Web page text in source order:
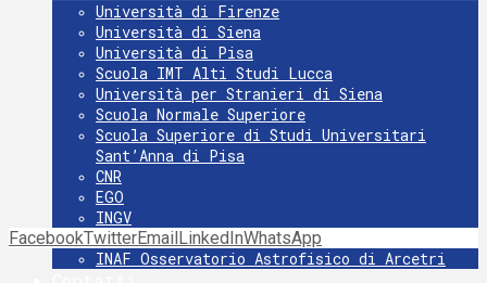
Università di Firenze
Università di Siena
Università di Pisa
Scuola IMT Alti Studi Lucca
Università per Stranieri di Siena
Scuola Normale Superiore
Scuola Superiore di Studi Universitari
Sant’Anna di Pisa
CNR
EGO
INGV
INFN
INAF Osservatorio Astrofisico di Arcetri
FacebookTwitterEmailLinkedInWhatsApp